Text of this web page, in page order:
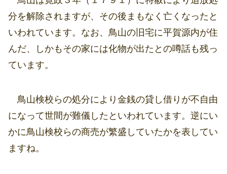
分を解除されますが、その後まもなく亡くなったと
いわれています。なお、鳥山の旧宅に平賀源内が住
んだ、しかもその家には化物が出たとの噂話も残っ
ています。
鳥山検校らの処分により金銭の貸し借りが不自由
になって世間が難儀したといわれています。逆にい
かに鳥山検校らの商売が繁盛していたかを表してい
ますね。